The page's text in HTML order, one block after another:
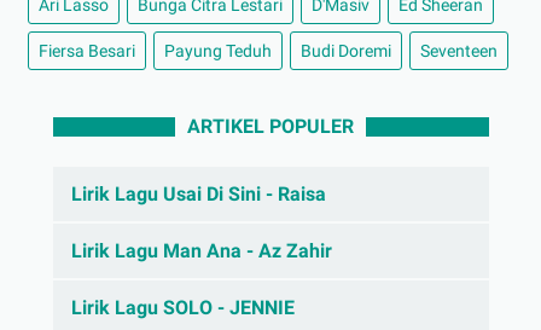
Ari Lasso Bunga Citra Lestari D'Masiv Ed Sheeran
Fiersa Besari Payung Teduh Budi Doremi Seventeen
ARTIKEL POPULER
Lirik Lagu Usai Di Sini - Raisa
Lirik Lagu Man Ana - Az Zahir
Lirik Lagu SOLO - JENNIE